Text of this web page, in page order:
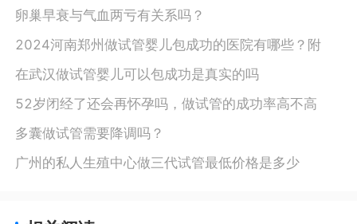
卵巢早衰与气血两亏有关系吗？
2024河南郑州做试管婴儿包成功的医院有哪些？附
在武汉做试管婴儿可以包成功是真实的吗
52岁闭经了还会再怀孕吗，做试管的成功率高不高
多囊做试管需要降调吗？
广州的私人生殖中心做三代试管最低价格是多少